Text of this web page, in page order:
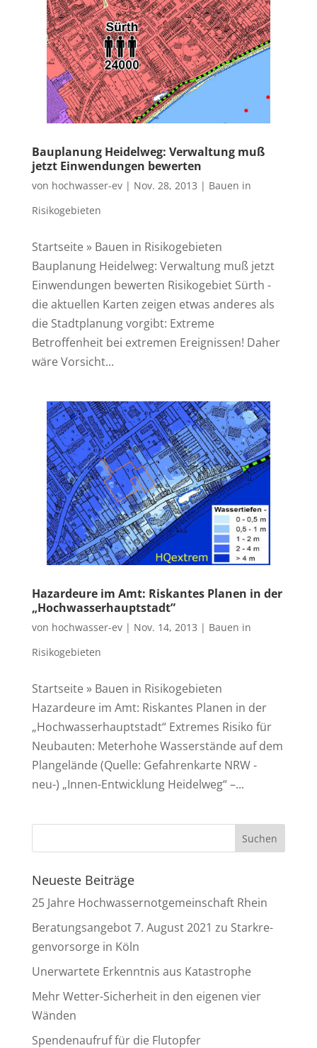
Bau­pla­nung Hei­del­weg: Ver­wal­tung muß
jetzt Ein­wen­dun­gen bewerten
von hochwasser-ev| Nov. 28, 2013 | Bauen in
Risikogebieten
Startseite » Bauen in Risikogebieten
Bauplanung Heidelweg: Verwaltung muß jetzt
Einwendungen bewerten Risikogebiet Sürth -
die aktuellen Karten zeigen etwas anderes als
die Stadtplanung vorgibt: Extreme
Betroffenheit bei extremen Ereignissen! Daher
wäre Vorsicht...
Hazar­deu­re im Amt: Ris­kan­tes Pla­nen in der
„Hoch­was­ser­haupt­stadt”
von hochwasser-ev| Nov. 14, 2013 | Bauen in
Risikogebieten
Startseite » Bauen in Risikogebieten
Hazardeure im Amt: Riskantes Planen in der
„Hochwasserhauptstadt“ Extremes Risiko für
Neubauten: Meterhohe Wasserstände auf dem
Plangelände (Quelle: Gefahrenkarte NRW -
neu-) „Innen-Entwicklung Heidelweg“ –...
Neu­es­te Beiträge
25 Jah­re Hoch­was­ser­not­ge­mein­schaft Rhein
Bera­tungs­an­ge­bot 7. August 2021 zu Stark­re­
gen­vor­sor­ge in Köln
Uner­war­te­te Erkennt­nis aus Katastrophe
Mehr Wet­ter-Sicher­heit in den eige­nen vier
Wänden
Spen­den­auf­ruf für die Flutopfer